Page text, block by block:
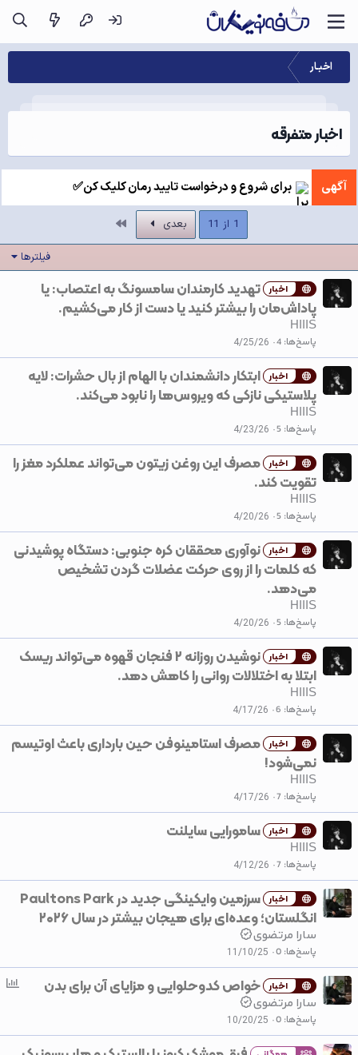
اخبـار
اخبار متفرقه
آگهی برای شروع و درخواست تایید رمان کلیک کن✅
1 از 11 بعدی
فیلترها
اخبار تهدید کارمندان سامسونگ به اعتصاب: یا
پاداش‌مان را بیشتر کنید یا دست از کار می‌کشیم.
HIIIS
پاسخ‌ها 4
4/25/26
اخبار ابتکار دانشمندان با الهام از بال حشرات: لایه
پلاستیکی نازکی که ویروس‌ها را نابود می‌کند.
HIIIS
پاسخ‌ها 5
4/23/26
اخبار مصرف این روغن زیتون می‌تواند عملکرد مغز را
تقویت کند.
HIIIS
پاسخ‌ها 5
4/20/26
اخبار نوآوری محققان کره جنوبی: دستگاه پوشیدنی
که کلمات را از روی حرکت عضلات گردن تشخیص
می‌دهد.
HIIIS
پاسخ‌ها 5
4/20/26
اخبار
نوشیدن روزانه ۲ فنجان قهوه می‌تواند ریسک
ابتلا به اختلالات روانی را کاهش دهد.
HIIIS
پاسخ‌ها 6
4/17/26
اخبار مصرف استامینوفن حین بارداری باعث اوتیسم
نمی‌شود!
HIIIS
پاسخ‌ها 7
4/17/26
اخبار سامورایی سایلنت
HIIIS
پاسخ‌ها 7
4/12/26
اخبار
سرزمین وایکینگی جدید در Paultons Park
انگلستان؛ وعده‌ای برای هیجان بیشتر در سال ۲۰۲۶
سارا مرتضوی
پاسخ‌ها 0
11/10/25
ن
اخبار خواص کدوحلوایی و مزایای آن برای بدن
سارا مرتضوی
پاسخ‌ها 0
10/20/25